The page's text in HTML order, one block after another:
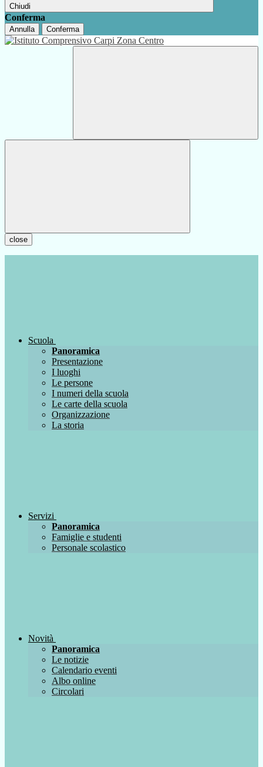
Chiudi
Conferma
Annulla Conferma
close
Scuola
Panoramica
Presentazione
I luoghi
Le persone
I numeri della scuola
Le carte della scuola
Organizzazione
La storia
Servizi
Panoramica
Famiglie e studenti
Personale scolastico
Novità
Panoramica
Le notizie
Calendario eventi
Albo online
Circolari